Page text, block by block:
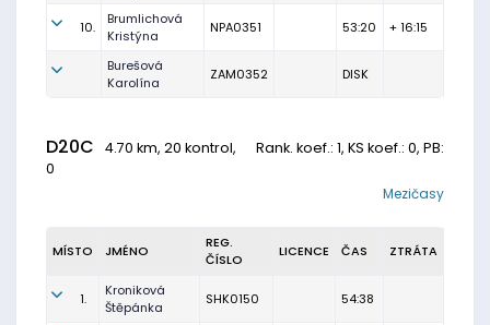
10.
Brumlichová
Kristýna
NPA0351 53:20 + 16:15
Burešová
Karolína
ZAM0352 DISK
D20C 4.70 km, 20 kontrol, Rank. koef.: 1, KS koef.: 0, PB:
0
Mezičasy
MÍSTO JMÉNO
REG.
ČÍSLO
LICENCE ČAS ZTRÁTA
1.
Kroniková
Štěpánka
SHK0150 54:38